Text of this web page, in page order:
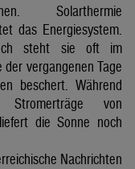
Solarthermie
das Energiesystem.
steht sie oft im
vergangenen Tage
beschert. Während
von
die Sonne noch
Nachrichten